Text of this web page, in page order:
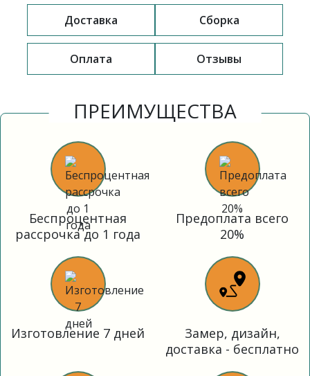
Доставка Сборка
Оплата Отзывы
ПРЕИМУЩЕСТВА
Беспроцентная
рассрочка до 1 года
Предоплата всего
20%
Изготовление 7 дней
Замер, дизайн,
доставка - бесплатно